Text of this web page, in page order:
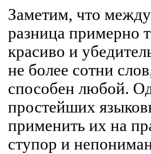
Заметим, что
разница примерно
красиво и
не более сотни
способен любой.
простейших
применить их на
ступор и